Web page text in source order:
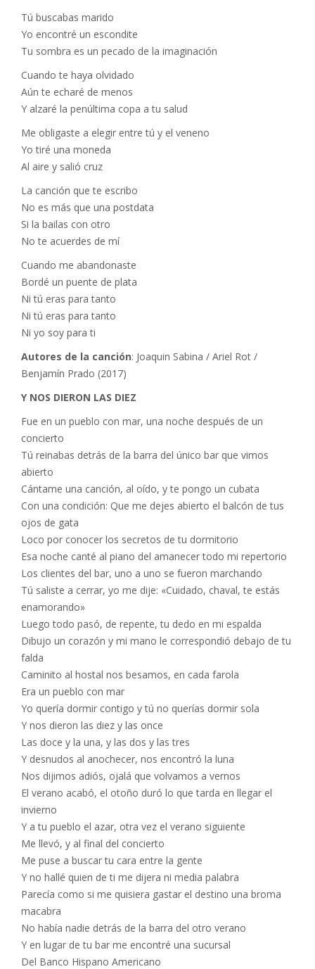
Tú buscabas marido
Yo encontré un escondite
Tu sombra es un pecado de la imaginación
Cuando te haya olvidado
Aún te echaré de menos
Y alzaré la penúltima copa a tu salud
Me obligaste a elegir entre tú y el veneno
Yo tiré una moneda
Al aire y salió cruz
La canción que te escribo
No es más que una postdata
Si la bailas con otro
No te acuerdes de mí
Cuando me abandonaste
Bordé un puente de plata
Ni tú eras para tanto
Ni tú eras para tanto
Ni yo soy para ti
Autores de la canción: Joaquin Sabina / Ariel Rot /
Benjamín Prado (2017)
Y NOS DIERON LAS DIEZ
Fue en un pueblo con mar, una noche después de un
concierto
Tú reinabas detrás de la barra del único bar que vimos
abierto
Cántame una canción, al oído, y te pongo un cubata
Con una condición: Que me dejes abierto el balcón de tus
ojos de gata
Loco por conocer los secretos de tu dormitorio
Esa noche canté al piano del amanecer todo mi repertorio
Los clientes del bar, uno a uno se fueron marchando
Tú saliste a cerrar, yo me dije: «Cuidado, chaval, te estás
enamorando»
Luego todo pasó, de repente, tu dedo en mi espalda
Dibujo un corazón y mi mano le correspondió debajo de tu
falda
Caminito al hostal nos besamos, en cada farola
Era un pueblo con mar
Yo quería dormir contigo y tú no querías dormir sola
Y nos dieron las diez y las once
Las doce y la una, y las dos y las tres
Y desnudos al anochecer, nos encontró la luna
Nos dijimos adiós, ojalá que volvamos a vernos
El verano acabó, el otoño duró lo que tarda en llegar el
invierno
Y a tu pueblo el azar, otra vez el verano siguiente
Me llevó, y al final del concierto
Me puse a buscar tu cara entre la gente
Y no hallé quien de ti me dijera ni media palabra
Parecía como si me quisiera gastar el destino una broma
macabra
No había nadie detrás de la barra del otro verano
Y en lugar de tu bar me encontré una sucursal
Del Banco Hispano Americano